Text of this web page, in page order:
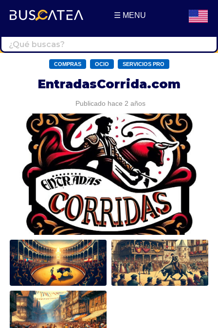
☰ MENU
COMPRAS OCIO SERVICIOS PRO
EntradasCorrida.com
Publicado hace 2 años